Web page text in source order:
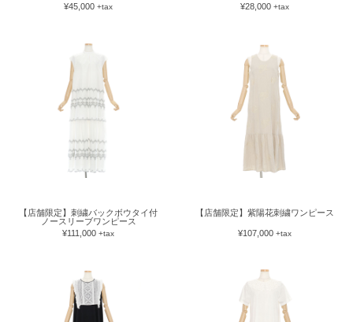
¥45,000 +tax
¥28,000 +tax
【店舗限定】刺繍バックボウタイ付
ノースリーブワンピース
¥111,000 +tax
【店舗限定】紫陽花刺繍ワンピース
¥107,000 +tax